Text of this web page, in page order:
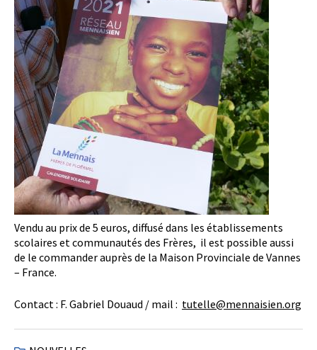
Vendu au prix de 5 euros, diffusé dans les établissements
scolaires et communautés des Frères, il est possible aussi
de le commander auprès de la Maison Provinciale de Vannes
– France.
Contact : F. Gabriel Douaud / mail : tutelle@mennaisien.org